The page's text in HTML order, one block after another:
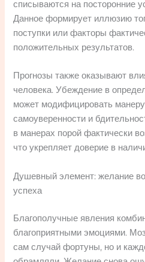
списываются на посторонние
Данное формирует иллюзию
поступки или факторы
положительных результатов.
Прогнозы также оказывают
человека. Убеждение в
может модифицировать
самоуверенности и
в манерах порой фактически
что укрепляет доверие в
Душевный элемент: желание
успеха
Благополучные явления
благоприятными эмоциями.
сам случай фортуны, но и